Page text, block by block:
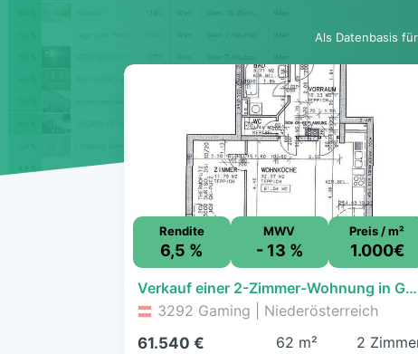
Als Datenbasis
Rendite
6,5 %
MWV
- 13 %
Preis / m²
1.000€
Verkauf einer 2-Zimmer-Wohnung in GAMING - provisionsfrei!
3292 Gaming | Niederösterreich
61.540 €
62 m² 2